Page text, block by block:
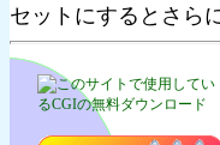
セットにするとさら